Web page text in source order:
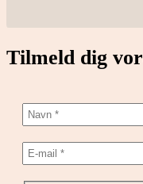
Tilmeld dig